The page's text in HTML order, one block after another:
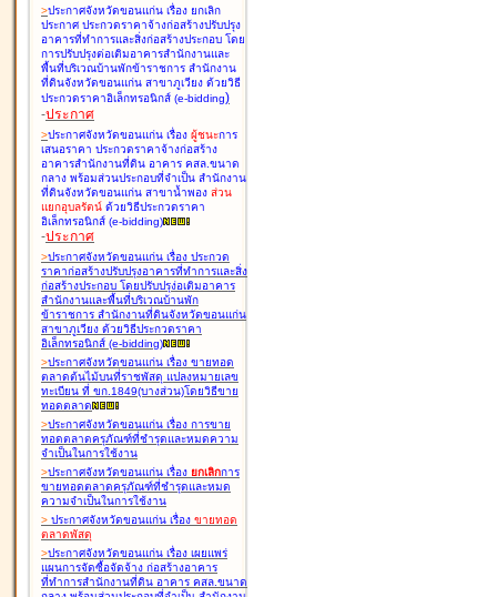
>ประกาศจังหวัดขอนแก่น เรื่อง ยกเลิก
ประกาศ ประกวดราคาจ้างก่อสร้างปรับปรุง
อาคารที่ทำการและสิ่งก่อสร้างประกอบ โดย
การปรับปรุงต่อเติมอาคารสำนักงานและ
พื้นที่บริเวณบ้านพักข้าราชการ สำนักงาน
ที่ดินจังหวัดขอนแก่น สาขาภูเวียง ด้วยวิธี
ประกวดราคาอิเล็กทรอนิกส์ (e-bidding)
-ประกาศ
>ประกาศจังหวัดขอนแก่น เรื่อง ผู้ชนะการ
เสนอราคา ประกวดราคาจ้างก่อสร้าง
อาคารสำนักงานที่ดิน อาคาร คสล.ขนาด
กลาง พร้อมส่วนประกอบที่จำเป็น สำนักงาน
ที่ดินจังหวัดขอนแก่น สาขาน้ำพอง ส่วน
แยกอุบลรัตน์ ด้วยวิธีประกวดราคา
อิเล็กทรอนิกส์ (e-bidding)
-ประกาศ
>ประกาศจังหวัดขอนแก่น เรื่อง ประกวด
ราคาก่อสร้างปรับปรุงอาคารที่ทำการและสิ่ง
ก่อสร้างประกอบ โดยปรับปรุง่อเติมอาคาร
สำนักงานและพื้นที่บริเวณบ้านพัก
ข้าราชการ สำนักงานที่ดินจังหวัดขอนแก่น
สาขาภูเวียง ด้วยวิธีประกวดราคา
อิเล็กทรอนิกส์ (e-bidding)
>ประกาศจังหวัดขอนแก่น เรื่อง ขายทอด
ตลาดต้นไม้บนที่ราชพัสดุ แปลงหมายเลข
ทะเบียน ที่ ขก.1849(บางส่วน)โดยวิธีขาย
ทอดตลาด
>ประกาศจังหวัดขอนแก่น เรื่อง การขาย
ทอดตลาดครุภัณฑ์ที่ชำรุดและหมดความ
จำเป็นในการใช้งาน
>ประกาศจังหวัดขอนแก่น เรื่อง ยกเลิกการ
ขายทอดตลาดครุภัณฑ์ที่ชำรุดและหมด
ความจำเป็นในการใช้งาน
> ประกาศจังหวัดขอนแก่น เรื่อง ขายทอด
ตลาดพัสดุ
>ประกาศจังหวัดขอนแก่น เรื่อง เผยแพร่
แผนการจัดซื้อจัดจ้าง ก่อสร้างอาคาร
ที่ทำการสำนักงานที่ดิน อาคาร คสล.ขนาด